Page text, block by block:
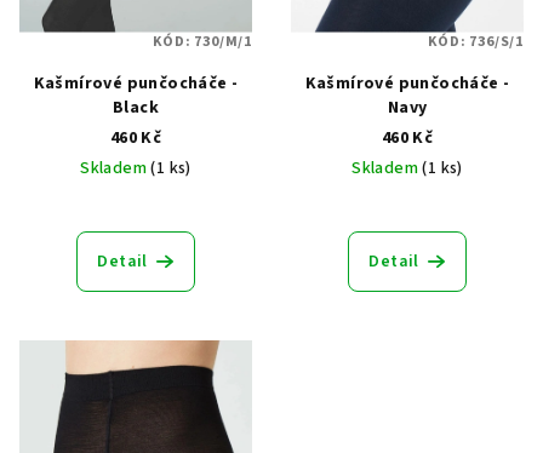
Kašmírové punčocháče -
Black
460 Kč
Skladem(1 ks)
Detail
KÓD: 730/M/1
Kašmírové punčocháče -
Navy
460 Kč
Skladem(1 ks)
hodnocení
produktu
Detail
KÓD: 736/S/1